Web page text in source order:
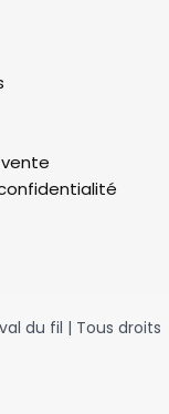
du fil | Tous droits